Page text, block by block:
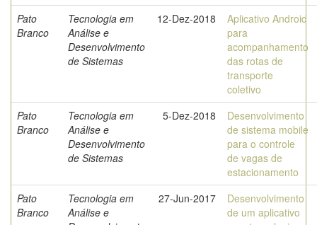
Pato
Branco
Tecnologia em
Análise e
Desenvolvimento
de Sistemas
12-Dez-2018
Aplicativo Android
para
acompanhamento
das rotas de
transporte
coletivo
Pato
Branco
Tecnologia em
Análise e
Desenvolvimento
de Sistemas
5-Dez-2018
Desenvolvimento
de sistema mobile
para o controle
de vagas de
estacionamento
Pato
Branco
Tecnologia em
Análise e
27-Jun-2017
Desenvolvimento
de um aplicativo